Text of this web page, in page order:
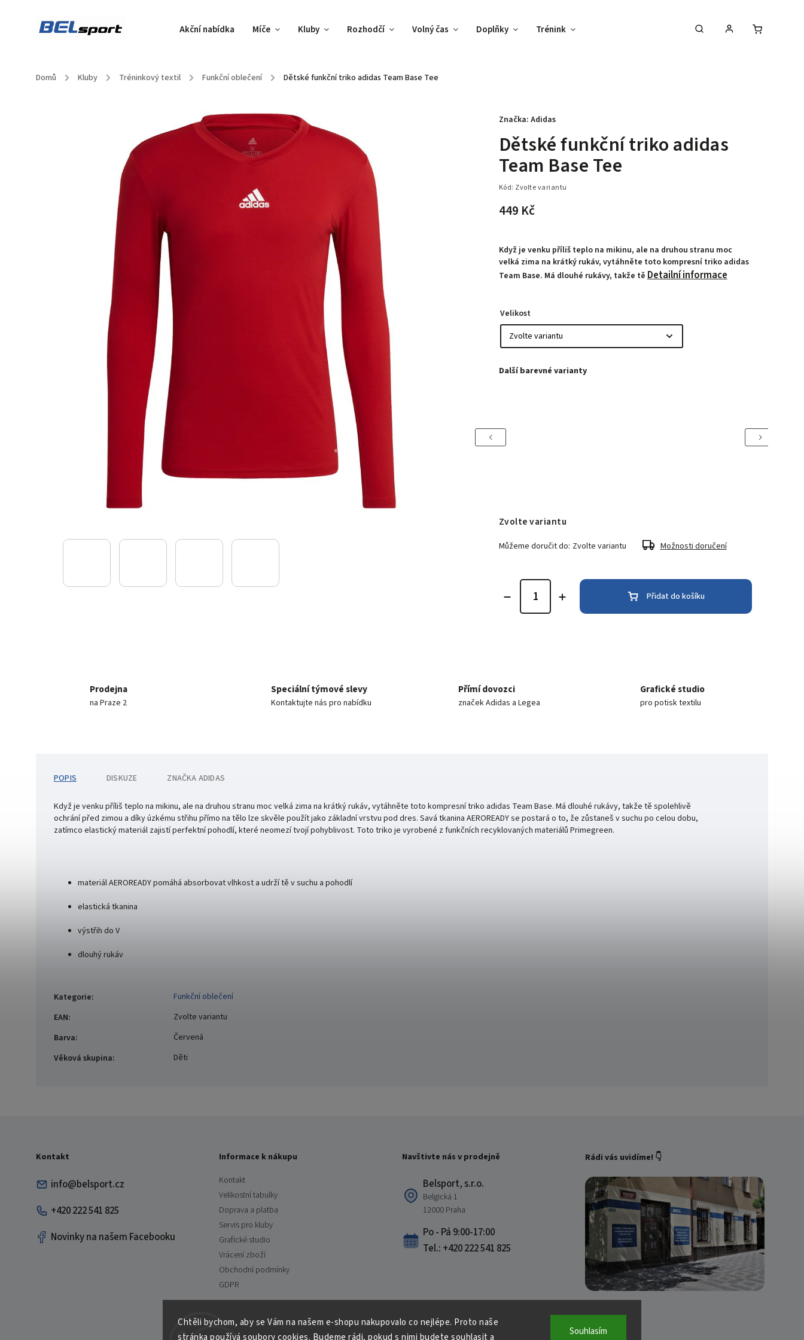
Chtěli bychom, aby se Vám na našem e-shopu nakupovalo co nejlépe. Proto naše
stránka používá soubory cookies. Budeme rádi, pokud s nimi budete souhlasit a
Souhlasím
Akční nabídka Míče Kluby Rozhodčí Volný čas Doplňky Trénink Vybav svůj tým !
Domů / Kluby / Tréninkový textil / Funkční oblečení / Dětské funkční triko adidas Team Base Tee
Dětské funkční triko adidas
Team Base Tee
Kód: Zvolte variantu
449 Kč
Když je venku příliš teplo na mikinu, ale na druhou stranu moc
velká zima na krátký rukáv, vytáhněte toto kompresní triko adidas
Team Base. Má dlouhé rukávy, takže těDetailní informace
Značka: Adidas
Velikost
Previous Next
Zvolte variantu
Můžeme doručit do: Zvolte variantu Možnosti doručení
Přidat do košíku
Prodejna
na Praze 2
Speciální týmové slevy
Kontaktujte nás pro nabídku
Přímí dovozci
značek Adidas a Legea
Grafické studio
pro potisk textilu
POPIS DISKUZE ZNAČKA ADIDAS
Když je venku příliš teplo na mikinu, ale na druhou stranu moc velká zima na krátký rukáv, vytáhněte toto kompresní triko adidas Team Base. Má dlouhé rukávy, takže tě spolehlivě
ochrání před zimou a díky úzkému střihu přímo na tělo lze skvěle použít jako základní vrstvu pod dres. Savá tkanina AEROREADY se postará o to, že zůstaneš v suchu po celou dobu,
zatímco elastický materiál zajistí perfektní pohodlí, které neomezí tvojí pohyblivost. Toto triko je vyrobené z funkčních recyklovaných materiálů Primegreen.
materiál AEROREADY pomáhá absorbovat vlhkost a udrží tě v suchu a pohodlí
elastická tkanina
výstřih do V
dlouhý rukáv
Kategorie:
Funkční oblečení
EAN:
Zvolte variantu
Barva:
Červená
Věková skupina: Děti
Kontakt
info@belsport.cz
+420 222 541 825
Novinky na našem Facebooku
Informace k nákupu
Kontakt
Velikostní tabulky
Doprava a platba
Servis pro kluby
Grafické studio
Vrácení zboží
Obchodní podmínky
GDPR
Navštivte nás v prodejně
Belsport, s.r.o.
Belgická 1
12000 Praha
Po - Pá 9:00-17:00
Tel.: +420 222 541 825
Rádi vás uvidíme! 👇
Copyright 2026Belsport.cz. Všechna práva vyhrazena.